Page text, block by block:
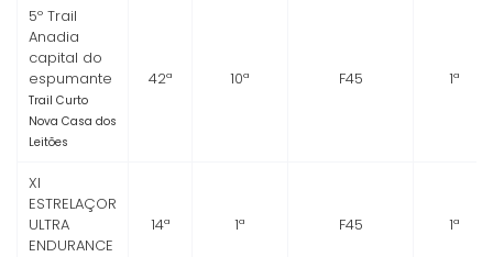
5º Trail
Anadia
capital do
espumante
Trail Curto
Nova Casa dos
Leitões
42ª 10ª F45 1ª
XI
ESTRELAÇOR
ULTRA
ENDURANCE
14ª 1ª F45 1ª